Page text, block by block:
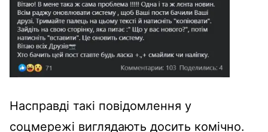
Насправді такі повідомлення у
соцмережі виглядають досить комічно.